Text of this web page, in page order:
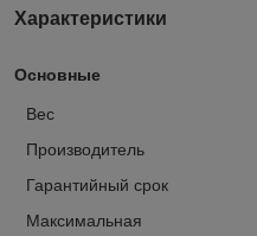
Характеристики
Основные
Вес
Производитель
Гарантийный срок
Максимальная